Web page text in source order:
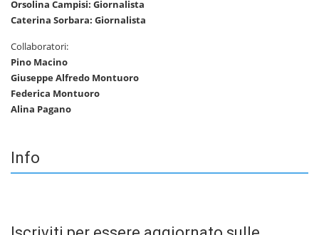
Orsolina Campisi: Giornalista
Caterina Sorbara: Giornalista
Collaboratori:
Pino Macino
Giuseppe Alfredo Montuoro
Federica Montuoro
Alina Pagano
Info